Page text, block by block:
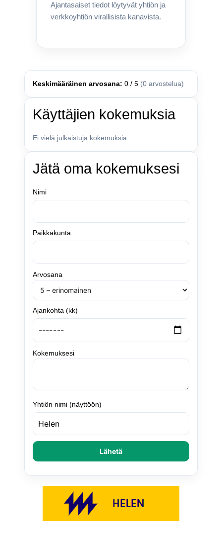
Ajantasaiset tiedot löytyvät yhtiön ja
verkkoyhtiön virallisista kanavista.
Keskimääräinen arvosana: 0 / 5 (0 arvostelua)
Käyttäjien kokemuksia
Ei vielä julkaistuja kokemuksia.
Jätä oma kokemuksesi
Nimi
Paikkakunta
Arvosana
Ajankohta (kk)
Kokemuksesi
Yhtiön nimi (näyttöön)
Lähetä